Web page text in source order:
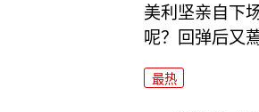
美利坚亲自下
呢？回弹后又
最热